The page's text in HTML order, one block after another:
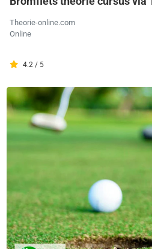
Theorie-online.com
Online
4.2 / 5